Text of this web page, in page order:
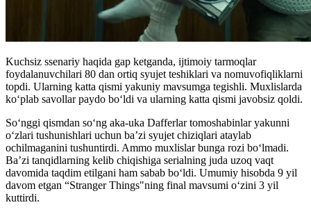
Kuchsiz ssenariy haqida gap ketganda, ijtimoiy tarmoqlar
foydalanuvchilari 80 dan ortiq syujet teshiklari va nomuvofiqliklarni
topdi. Ularning katta qismi yakuniy mavsumga tegishli. Muxlislarda
koʻplab savollar paydo boʻldi va ularning katta qismi javobsiz qoldi.
Soʻnggi qismdan so‘ng aka-uka Dafferlar tomoshabinlar yakunni
o‘zlari tushunishlari uchun ba’zi syujet chiziqlari ataylab
ochilmaganini tushuntirdi. Ammo muxlislar bunga rozi bo‘lmadi.
Ba’zi tanqidlarning kelib chiqishiga serialning juda uzoq vaqt
davomida taqdim etilgani ham sabab boʻldi. Umumiy hisobda 9 yil
davom etgan “Stranger Things"ning final mavsumi oʻzini 3 yil
kuttirdi.